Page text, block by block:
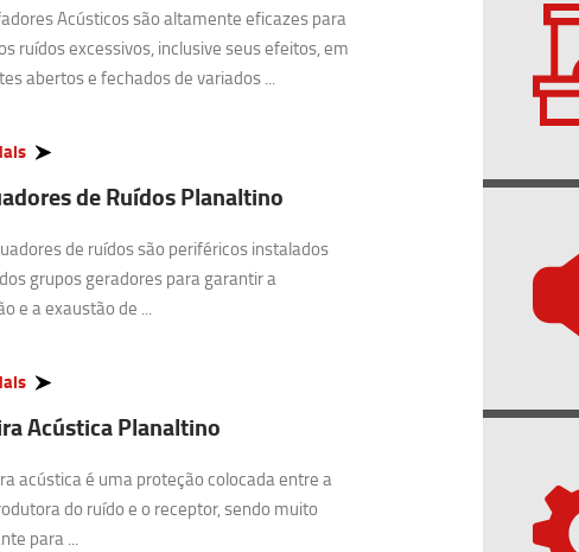
Acústicos são altamente eficazes para
ruídos excessivos, inclusive seus efeitos, em
abertos e fechados de variados ...
de Ruídos Planaltino
de ruídos são periféricos instalados
grupos geradores para garantir a
e a exaustão de ...
Acústica Planaltino
acústica é uma proteção colocada entre a
do ruído e o receptor, sendo muito
para ...